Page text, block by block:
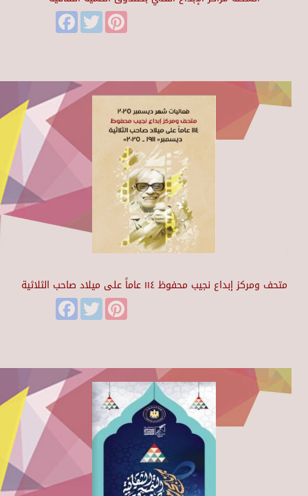
FacebookTwitter
متحف ومركز إبداع نجيب محفوظ ١١٤ عاماً على ميلاد صاحب الثلاثية
FacebookTwitter